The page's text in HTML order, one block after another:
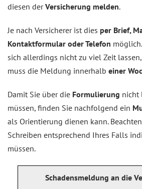
diesen derVersicherung melden.
Je nach Versicherer ist dies per Brief,
Kontaktformular oder Telefon
sich allerdings nicht zu viel Zeit
muss die Meldung innerhalb einer
Damit Sie über die Formulierung nicht
müssen, finden Sie nachfolgend ein
als Orientierung dienen kann.
Schreiben entsprechend Ihres Falls
müssen.
Schadensmeldung an die